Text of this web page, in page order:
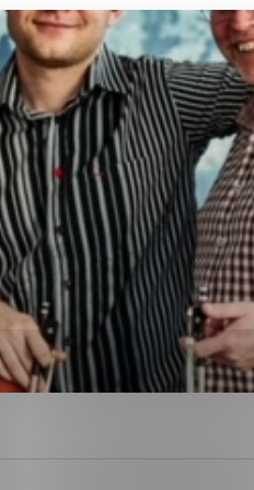
webové stránky
oblastiam
stránok stránku
dáta sa zbierajú anonymne
informácií